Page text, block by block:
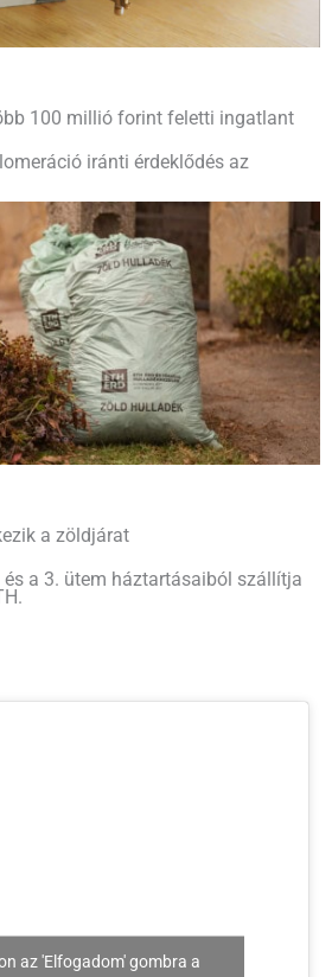
100 millió forint feletti ingatlant
iránti érdeklődés az
a zöldjárat
a 3. ütem háztartásaiból szállítja
az 'Elfogadom' gombra a